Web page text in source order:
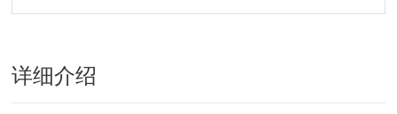
详细介绍